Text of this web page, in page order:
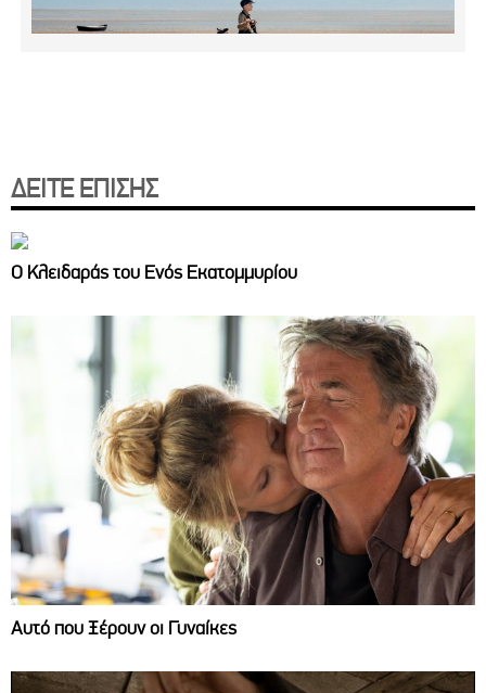
ΔΕΙΤΕ ΕΠΙΣΗΣ
Ο Κλειδαράς του Ενός Εκατομμυρίου
Αυτό που Ξέρουν οι Γυναίκες